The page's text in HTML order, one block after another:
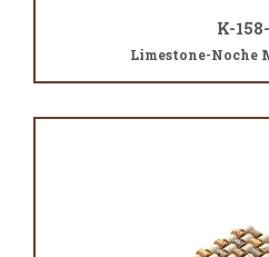
K-
Limestone-Noche